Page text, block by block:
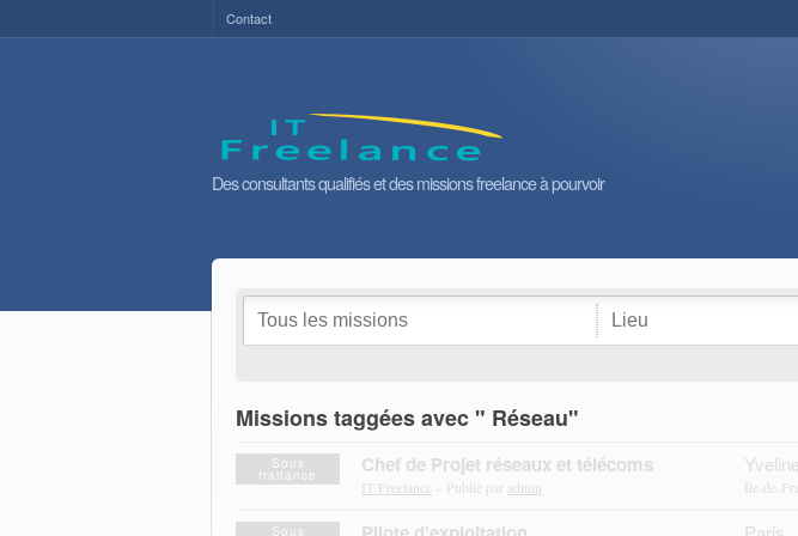
Contact
Des consultants qualifiés et des missions freelance à pourvoir
Missions taggées avec " Réseau"
Sous
traitance Chef de Projet réseaux et télécoms
IT Freelance – Publié par admin Île-de-
Sous